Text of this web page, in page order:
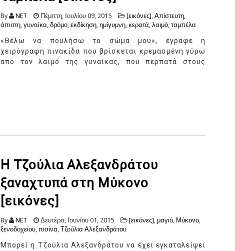
By NET Πέμπτη, Ιουλίου 09, 2015 [εικόνες], Απίστευτη,
άπιστη, γυναίκα, δρόμο, εκδίκηση, ημίγυμνη, κερατά, λαιμό, ταμπέλα
«Θέλω να πουλήσω το σώμα μου», έγραφε η
χειρόγραφη πινακίδα που βρίσκεται κρεμασμένη γύρω
από τον λαιμό της γυναίκας, που περπατά στους
Η Τζούλια Αλεξανδράτου
ξαναχτυπά στη Μύκονο
[εικόνες]
By NET Δευτέρα, Ιουνίου 01, 2015 [εικόνες], μαγιό, Μύκονο,
ξενοδοχείου, πισίνα, Τζούλια Αλεξανδράτου
Μπορεί η Τζούλια Αλεξανδράτου να έχει εγκαταλείψει